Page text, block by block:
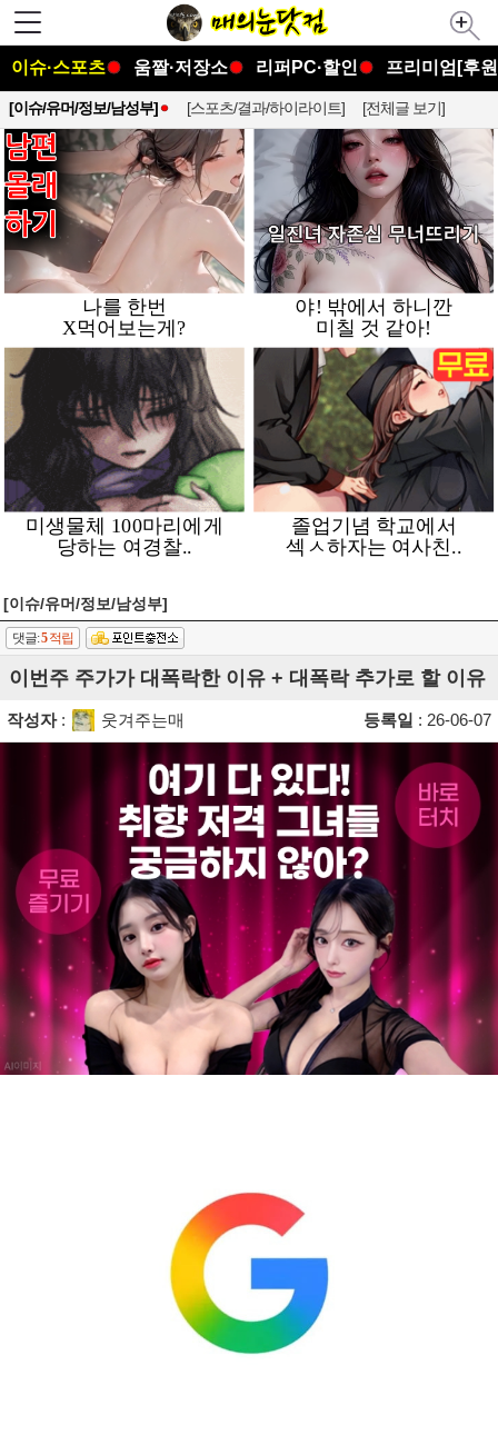
이슈·스포츠 움짤·저장소 리퍼PC·할인 프리미엄[후
[이슈/유머/정보/남성부] [스포츠/결과/하이라이트] [전체글 보기]
[이슈/유머/정보/남성부]
댓글:5적립
이번주 주가가 대폭락한 이유 + 대폭락 추가로 할 이유
작성자: 웃겨주는매 등록일 : 26-06-07